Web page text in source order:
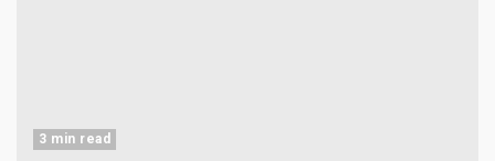
3 min read